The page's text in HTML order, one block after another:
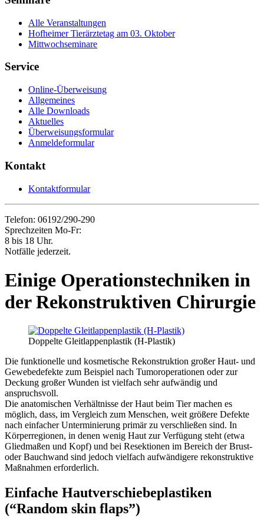
Alle Veranstaltungen
Hofheimer Tierärztetag am 03. Oktober
Mittwochseminare
Service
Online-Überweisung
Allgemeines
Alle Downloads
Aktuelles
Überweisungsformular
Anmeldeformular
Kontakt
Kontaktformular
Telefon: 06192/290-290
Sprechzeiten Mo-Fr:
8 bis 18 Uhr.
Notfälle jederzeit.
Einige Operationstechniken in
der Rekonstruktiven Chirurgie
Doppelte Gleitlappenplastik (H-Plastik)
Die funktionelle und kosmetische Rekonstruktion großer Haut- und
Gewebedefekte zum Beispiel nach Tumoroperationen oder zur
Deckung großer Wunden ist vielfach sehr aufwändig und
anspruchsvoll.
Die anatomischen Verhältnisse der Haut beim Tier machen es
möglich, dass, im Vergleich zum Menschen, weit größere Defekte
nach einfacher Unterminierung primär zu verschließen sind. In
Körperregionen, in denen wenig Haut zur Verfügung steht (etwa
Gliedmaßen und Kopf) und bei Resektionen im Bereich der Brust-
oder Bauchwand sind jedoch vielfach aufwändigere rekonstruktive
Maßnahmen erforderlich.
Einfache Hautverschiebeplastiken
(“Random skin flaps”)